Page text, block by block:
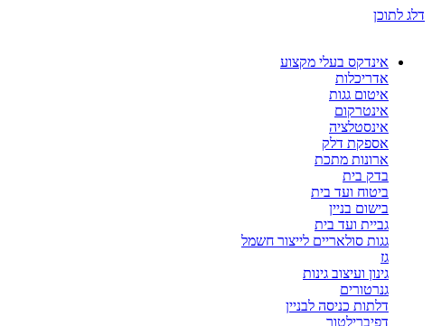
דלג לתוכן
אינדקס בעלי מקצוע
אדריכלות
איטום גגות
אינטרקום
אינסטלציה
אספקת דלק
ארונות מתכת
בדק בית
ביטוח ועד בית
בישום בניין
גביית ועד בית
גגות סולאריים לייצור חשמל
גז
גינון ועיצוב גינות
גנרטורים
דלתות כניסה לבניין
דפיברילטור